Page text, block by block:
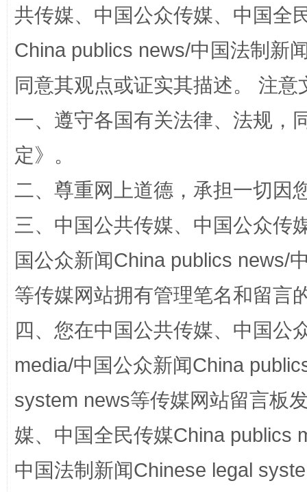
全民健身五年计划来了！等你上场
阿坝州三大球赛在茂县开幕
共传媒、中国公众传媒、中国全
China publics news/中国法制新
同意其观点或证实其描述。 注
一、遵守各国有关法律、法规，
定》。
二、尊重网上道德，承担一切因
三、中国公共传媒、中国公众传
国公众新闻China publics news/
等传媒网站拥有管理笔名和留言
四、您在中国公共传媒、中国公
media/中国公众新闻China
system news等传媒网站留言板
媒、中国全民传媒China publics
中国法制新闻Chinese legal